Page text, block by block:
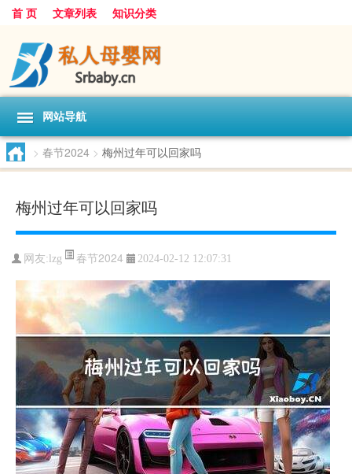
首 页 文章列表 知识分类
网站导航
> 春节2024 > 梅州过年可以回家吗
梅州过年可以回家吗
网友: lzg 春节2024 2024-02-12 12:07:31